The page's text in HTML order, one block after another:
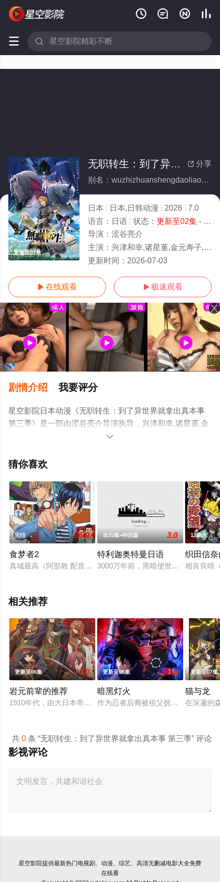
   
 
更新至02集
 分享
无职转生：到了异世界就拿出真本事 第三季
别名：wuzhizhuanshengdaoliaoyishijiejiunachuzhenbenshidisanji
日本 日本,日韩动漫 2026
7.0
语言： 日语 状态： 更新至02集- 高清免费在线观看
导演： 涩谷亮介
主演： 兴津和幸,诸星堇,金元寿子,小山力也,茅野爱衣,鹤冈聪,田中理惠,杉田智
更新时间： 2026-07-03
 在线观看  极速观看
剧情介绍 我要评分
星空影院日本动漫《无职转生：到了异世界就拿出真本事
第三季》是一部由涩谷亮介导演执导，兴津和幸,诸星堇,金
元寿子,小山力也,茅野爱衣,鹤冈聪,田中理惠,杉田智和,若山
会泽纱弥等演员精彩演绎的日本动漫，手机免费在线观看
息可移步至豆瓣动漫、电视猫或剧情网等平台了解。

猜你喜欢
完结 5.0
食梦者2
真城最高（阿部敦 配音）是一个在绘画方面极有天赋的少年，
全25集+特别篇 3.0
特利迦奥特曼日语
3000万年前，黑暗使世界陷入恐惧
12集全
织田信
相良良晴
相关推荐
更新至06集 4.0
岩元前辈的推荐
1910年代，由大日本帝国陆军设立的学校——陆军栖凤中学。这
更新至06集 6.0
暗黑灯火
作为忍者后裔被祖父抚养长大、拥有
更新至07集
猫与龙
在深邃的
共0 条 “无职转生：到了异世界就拿出真本事 第三季” 评论
影视评论
星空影院提供最新热门电视剧、动漫、综艺、高清无删减电影大全免费
在线看